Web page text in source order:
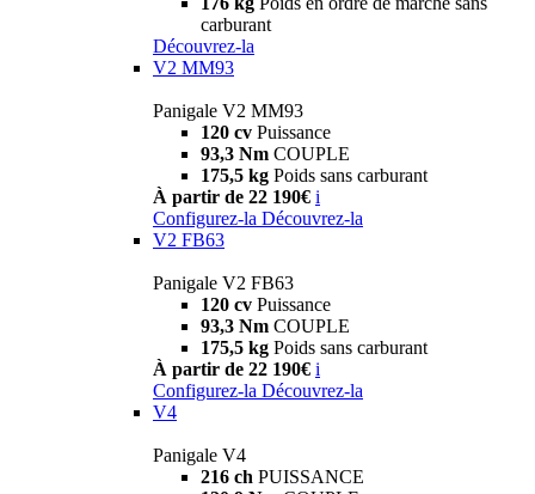
carburant
Découvrez-la
V2 MM93
Panigale V2 MM93
120 cv Puissance
93,3 Nm COUPLE
175,5 kg Poids sans carburant
À partir de 22 190€ i
Configurez-la Découvrez-la
V2 FB63
Panigale V2 FB63
120 cv Puissance
93,3 Nm COUPLE
175,5 kg Poids sans carburant
À partir de 22 190€ i
Configurez-la Découvrez-la
V4
Panigale V4
216 ch PUISSANCE